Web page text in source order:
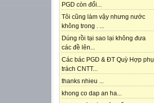
PGD còn đổi...
Tôi cũng làm vậy nhưng nước
không trong . ...
Dúng rồi tại sao lại không đưa
các đề lên...
Các bác PGD & ĐT Quỳ Hợp phụ
trách CNTT...
thanks nhieu ...
khong co dap an ha...